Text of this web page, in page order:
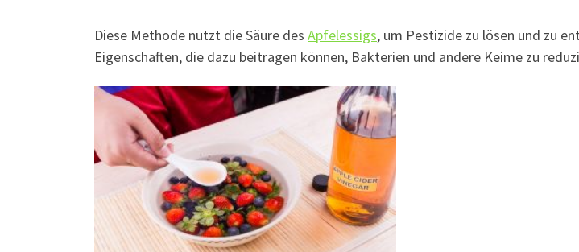
Diese Methode nutzt die Säure des Apfelessigs, um Pestizide zu lösen und zu
Eigenschaften, die dazu beitragen können, Bakterien und andere Keime zu